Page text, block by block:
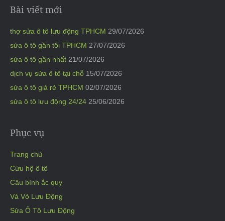
Bài viết mới
thợ sửa ô tô lưu động TPHCM 29/07/2026
sửa ô tô gần tôi TPHCM 27/07/2026
sửa ô tô gần nhất 21/07/2026
dịch vụ sửa ô tô tại chỗ 15/07/2026
sửa ô tô giá rẻ TPHCM 02/07/2026
sửa ô tô lưu động 24/24 25/06/2026
Phục vụ
Trang chủ
Cứu hộ ô tô
Câu bình ắc quy
Vá Vỏ Lưu Động
Sửa Ô Tô Lưu Động